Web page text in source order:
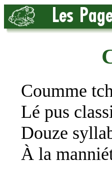
Coumme
Lé pus
Douze
À la